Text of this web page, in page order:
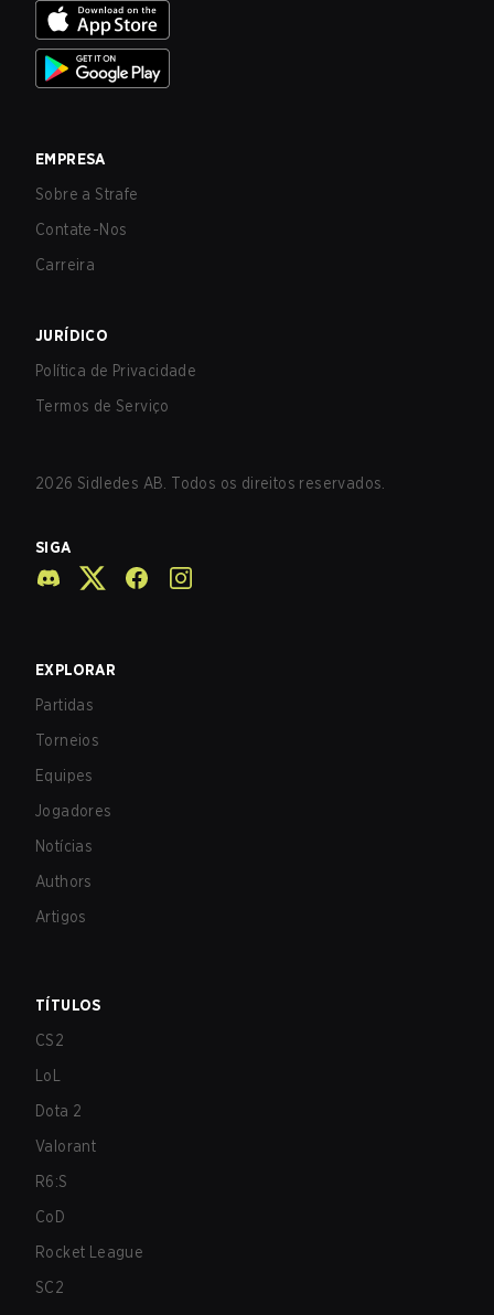
EMPRESA
Sobre a Strafe
Contate-Nos
Carreira
JURÍDICO
Política de Privacidade
Termos de Serviço
2026 Sidledes AB. Todos os direitos reservados.
SIGA
EXPLORAR
Partidas
Torneios
Equipes
Jogadores
Notícias
Authors
Artigos
TÍTULOS
CS2
LoL
Dota 2
Valorant
R6:S
CoD
Rocket League
SC2